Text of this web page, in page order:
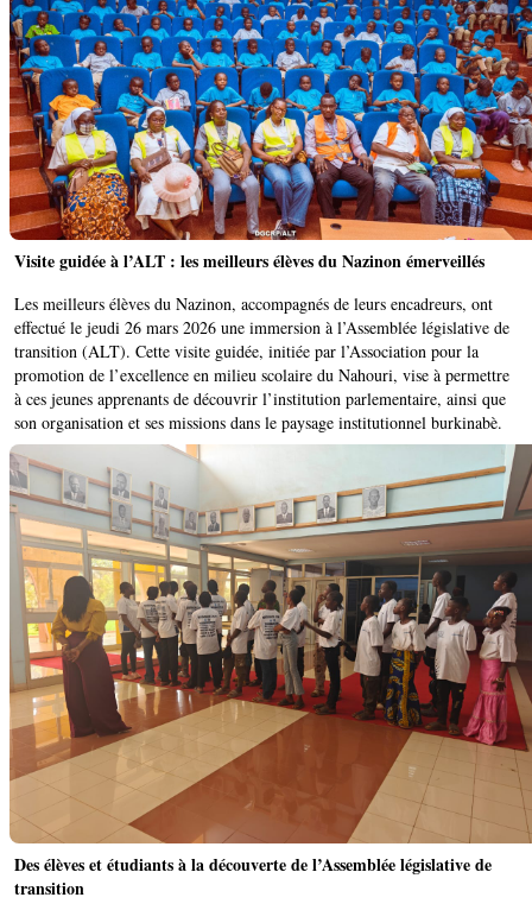
Visite guidée à l’ALT : les meilleurs élèves du Nazinon émerveillés
Les meilleurs élèves du Nazinon, accompagnés de leurs encadreurs, ont
effectué le jeudi 26 mars 2026 une immersion à l’Assemblée législative de
transition (ALT). Cette visite guidée, initiée par l’Association pour la
promotion de l’excellence en milieu scolaire du Nahouri, vise à permettre
à ces jeunes apprenants de découvrir l’institution parlementaire, ainsi que
son organisation et ses missions dans le paysage institutionnel burkinabè.
Des élèves et étudiants à la découverte de l’Assemblée législative de
transition